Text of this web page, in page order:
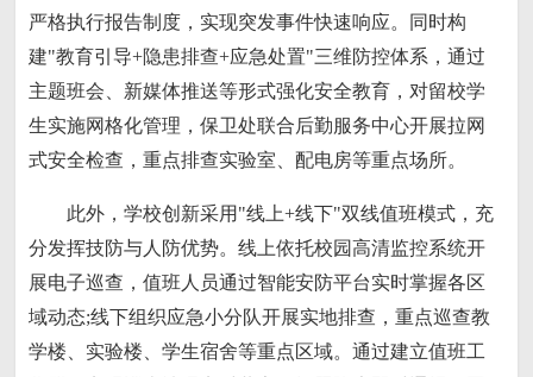
严格执行报告制度，实现突发事件快速响应。同时构
建"教育引导+隐患排查+应急处置"三维防控体系，通过
主题班会、新媒体推送等形式强化安全教育，对留校学
生实施网格化管理，保卫处联合后勤服务中心开展拉网
式安全检查，重点排查实验室、配电房等重点场所。
此外，学校创新采用"线上+线下"双线值班模式，充
分发挥技防与人防优势。线上依托校园高清监控系统开
展电子巡查，值班人员通过智能安防平台实时掌握各区
域动态;线下组织应急小分队开展实地排查，重点巡查教
学楼、实验楼、学生宿舍等重点区域。通过建立值班工